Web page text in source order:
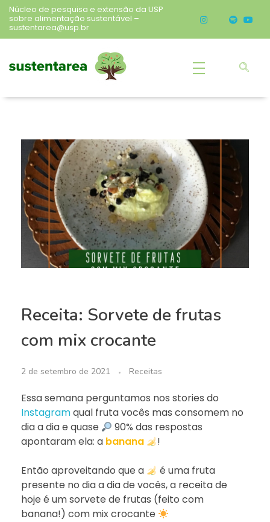
Núcleo de pesquisa e extensão da USP
sobre alimentação sustentável –
sustentarea@usp.br
Sustentarea
Receita: Sorvete de frutas
com mix crocante
2 de setembro de 2021 Receitas
Essa semana perguntamos nos stories do
Instagramqual fruta vocês mas consomem no
dia a dia e quase
90% das respostas
apontaram ela: a banana !
Então aproveitando que a
é uma fruta
presente no dia a dia de vocês, a receita de
hoje é um sorvete de frutas (feito com
banana!) com mix crocante